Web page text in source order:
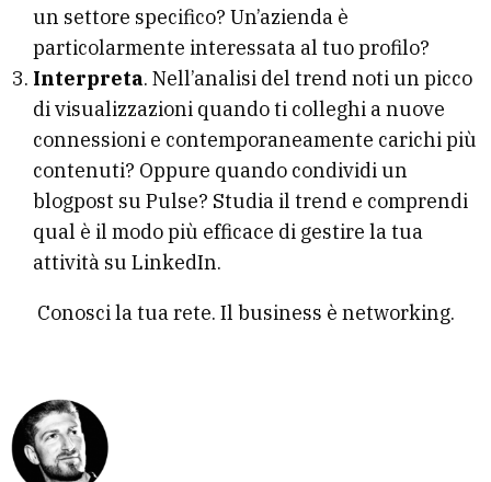
un settore specifico? Un’azienda è
particolarmente interessata al tuo profilo?
Interpreta. Nell’analisi del trend noti un picco
di visualizzazioni quando ti colleghi a nuove
connessioni e contemporaneamente carichi più
contenuti? Oppure quando condividi un
blogpost su Pulse? Studia il trend e comprendi
qual è il modo più efficace di gestire la tua
attività su LinkedIn.
Conosci la tua rete. Il business è networking.